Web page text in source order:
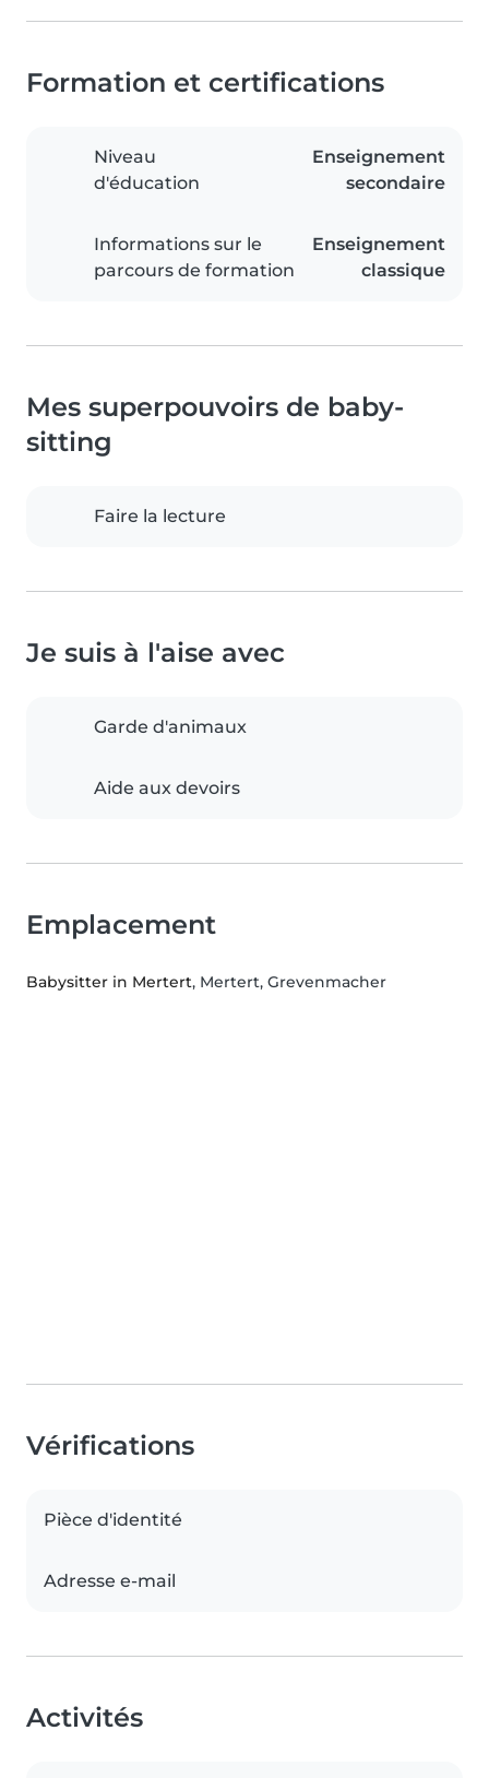
Formation et certifications
Niveau
d'éducation
Enseignement
secondaire
Informations sur le
parcours de formation
Enseignement
classique
Mes superpouvoirs de baby-
sitting
Faire la lecture
Je suis à l'aise avec
Garde d'animaux
Aide aux devoirs
Emplacement
Babysitter in Mertert, Mertert, Grevenmacher
Vérifications
Pièce d'identité
Adresse e-mail
Activités